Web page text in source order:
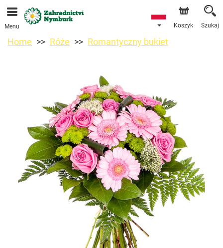
Przyjmujemy zamówienia za pośrednictwem naszego
sklepu internetowego. Najbliższy możliwy termin dostawy
to 11.08.2026 z powodu urlopu.
Menu Koszyk Szukaj
Home Róże Romantyczny bukiet